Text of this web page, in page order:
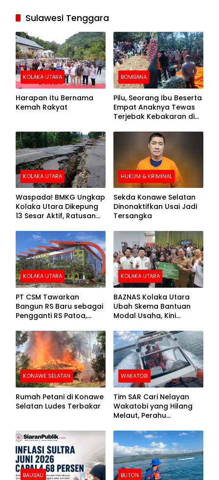
Sulawesi Tenggara
KOLAKA UTARA
Harapan Itu Bernama
Kemah Rakyat
BOMBANA
Pilu, Seorang Ibu Beserta
Empat Anaknya Tewas
Terjebak Kebakaran di
KOLAKA UTARA
Waspada! BMKG Ungkap
Kolaka Utara Dikepung
13 Sesar Aktif, Ratusan
HUKUM & KRIMINAL
Sekda Konawe Selatan
Dinonaktifkan Usai Jadi
Tersangka
KOLAKA UTARA
PT CSM Tawarkan
Bangun RS Baru sebagai
Pengganti RS Patoa,
Kolut
KOLAKA UTARA
BAZNAS Kolaka Utara
Ubah Skema Bantuan
Modal Usaha, Kini
Barang Senilai Rp419,5
Juta
KONAWE SELATAN
Rumah Petani di Konawe
Selatan Ludes Terbakar
WAKATOBI
Tim SAR Cari Nelayan
Wakatobi yang Hilang
Melaut, Perahu
Kemasukan Air
BAUBAU BUTON